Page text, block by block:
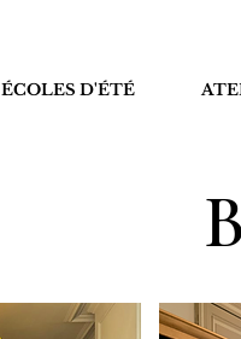
ÉCOLES D'ÉTÉ